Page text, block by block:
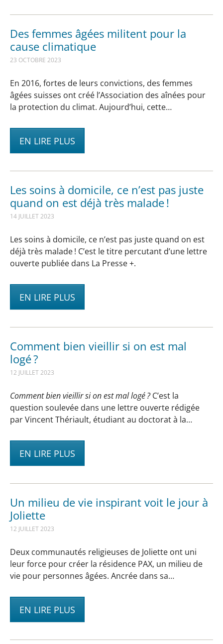
Des femmes âgées militent pour la
cause climatique
23 OCTOBRE 2023
En 2016, fortes de leurs convictions, des femmes
âgées suisses ont créé l’Association des aînées pour
la protection du climat. Aujourd’hui, cette…
EN LIRE PLUS
Les soins à domicile, ce n’est pas juste
quand on est déjà très malade !
14 JUILLET 2023
Les soins à domicile, ce n’est pas juste quand on est
déjà très malade ! C’est le titre percutant d’une lettre
ouverte publiée dans La Presse +.
EN LIRE PLUS
Comment bien vieillir si on est mal
logé ?
12 JUILLET 2023
Comment bien vieillir si on est mal logé ?C’est la
question soulevée dans une lettre ouverte rédigée
par Vincent Thériault, étudiant au doctorat à la…
EN LIRE PLUS
Un milieu de vie inspirant voit le jour à
Joliette
12 JUILLET 2023
Deux communautés religieuses de Joliette ont uni
leur force pour créer la résidence PAX, un milieu de
vie pour personnes âgées. Ancrée dans sa…
EN LIRE PLUS